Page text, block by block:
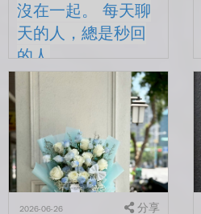
沒在一起。 每天聊
天的人，總是秒回
的人
💜 七夕，有些人還沒在一
起。 每天聊天的人，總是
秒回的人， 會記得你愛喝什
麼、喜歡什麼的人。 你們
沒有說過喜歡，卻早已習慣
彼此存在。 七夕快到...
2026-06-26 分享